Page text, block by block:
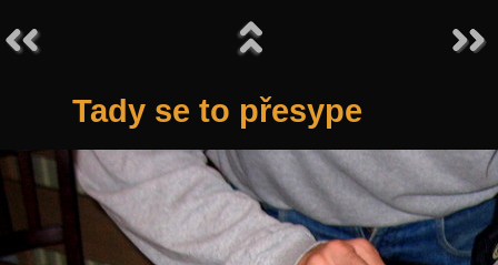
Tady se to přesype